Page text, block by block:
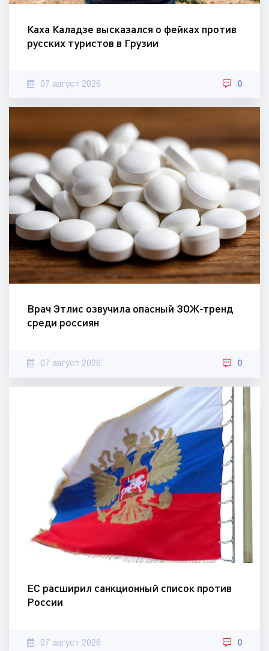
Каха Каладзе высказался о фейках против
русских туристов в Грузии
07 август 2026 0
Врач Этлис озвучила опасный ЗОЖ-тренд
среди россиян
07 август 2026 0
ЕС расширил санкционный список против
России
07 август 2026 0